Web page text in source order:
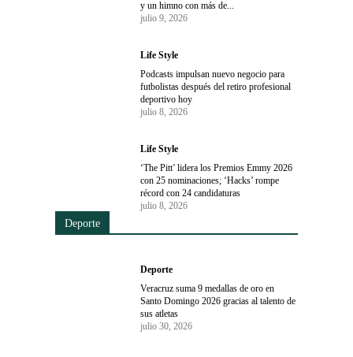
y un himno con más de...
julio 9, 2026
Life Style
Podcasts impulsan nuevo negocio para
futbolistas después del retiro profesional
deportivo hoy
julio 8, 2026
Life Style
‘The Pitt’ lidera los Premios Emmy 2026
con 25 nominaciones; ‘Hacks’ rompe
récord con 24 candidaturas
julio 8, 2026
Deporte
Deporte
Veracruz suma 9 medallas de oro en
Santo Domingo 2026 gracias al talento de
sus atletas
julio 30, 2026